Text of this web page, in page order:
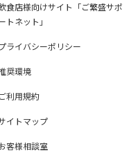
食店様向けサイト「ご繁盛サポ
トネット」
ライバシーポリシー
奨環境
ご利用規約
イトマップ
客様相談室